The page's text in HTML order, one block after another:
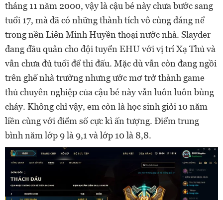
tháng 11 năm 2000, vậy là cậu bé này chưa bước sang
tuổi 17, mà đã có những thành tích vô cùng đáng nể
trong nền Liên Minh Huyền thoại nước nhà. Slayder
đang đầu quân cho đội tuyển EHU với vị trí Xạ Thủ và
vẫn chưa đủ tuổi để thi đấu. Mặc dù vẫn còn đang ngồi
trên ghế nhà trường nhưng ước mơ trở thành game
thủ chuyên nghiệp của cậu bé này vẫn luôn luôn bùng
cháy. Không chỉ vậy, em còn là học sinh giỏi 10 năm
liền cùng với điểm số cực kì ấn tượng. Điểm trung
bình năm lớp 9 là 9,1 và lớp 10 là 8,8.